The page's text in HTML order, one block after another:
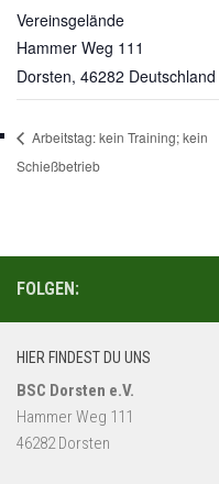
Vereinsgelände
Hammer Weg 111
Dorsten, 46282 Deutschland
Arbeitstag: kein Training; kein
Schießbetrieb
FOLGEN:
HIER FINDEST DU UNS
BSC Dorsten e.V.
Hammer Weg 111
46282 Dorsten